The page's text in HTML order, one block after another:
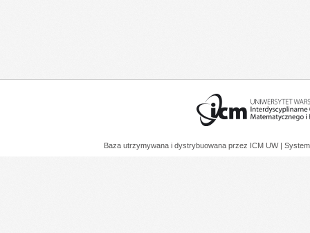
Baza utrzymywana i dystrybuowana przez ICM UW |